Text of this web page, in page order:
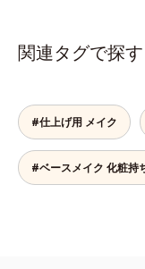
量吹きかけてください。（
シュが目安）ミストを塗布
ださい。
タイプのファンデーション
も、仕上げがパサパサのお
をまとったグロウニュア
ーを新配合。リキッドの
かしながらも、ふんわりと
サラツヤ肌へと、仕上がり
関連タグで探す
#仕上げ用 メイク
#ベースメイク 化粧持